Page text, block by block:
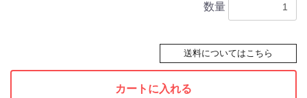
数量
送料についてはこちら
カートに入れる